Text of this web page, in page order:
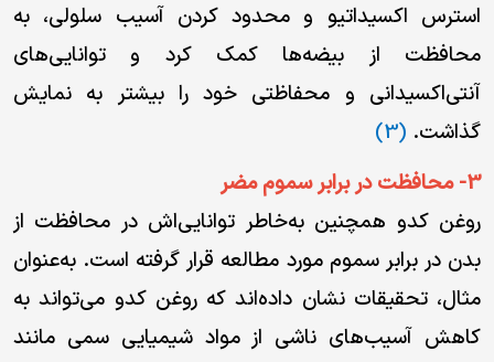
استرس اکسیداتیو و محدود کردن آسیب سلولی، به
محافظت از بیضه‌ها کمک کرد و توانایی‌های
آنتی‌اکسیدانی و محفاظتی خود را بیشتر به نمایش
گذاشت. (3)
3- محافظت در برابر سموم مضر
روغن کدو همچنین به‌خاطر توانایی‌اش در محافظت از
بدن در برابر سموم مورد مطالعه قرار گرفته است. به‌عنوان
مثال، تحقیقات نشان داده‌اند که روغن کدو می‌تواند به
کاهش آسیب‌های ناشی از مواد شیمیایی سمی مانند